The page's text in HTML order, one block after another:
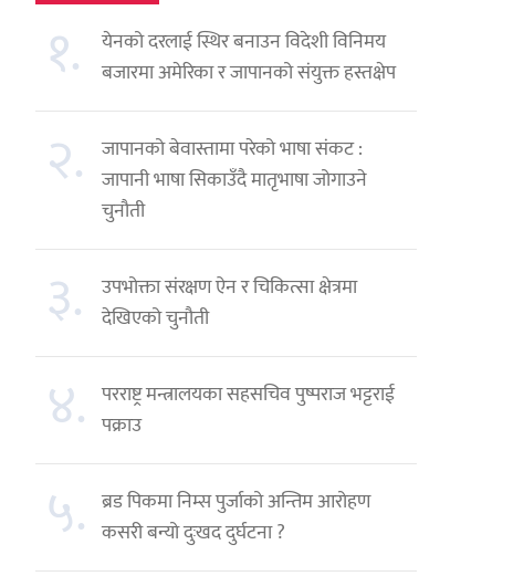
१.
येनको दरलाई स्थिर बनाउन विदेशी विनिमय
बजारमा अमेरिका र जापानको संयुक्त हस्तक्षेप
२.
जापानको बेवास्तामा परेको भाषा संकट :
जापानी भाषा सिकाउँदै मातृभाषा जोगाउने
चुनौती
३.
उपभोक्ता संरक्षण ऐन र चिकित्सा क्षेत्रमा
देखिएको चुनौती
४. परराष्ट्र मन्त्रालयका सहसचिव पुष्पराज भट्टराई
पक्राउ
५. ब्रड पिकमा निम्स पुर्जाको अन्तिम आरोहण
कसरी बन्यो दुःखद दुर्घटना ?